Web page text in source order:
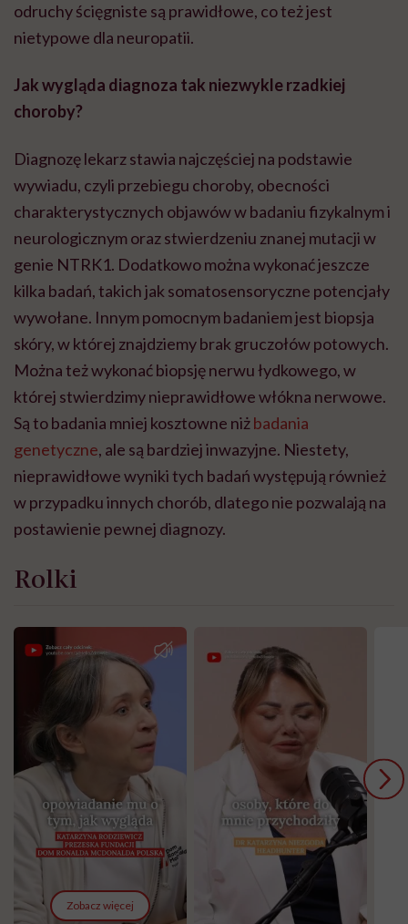
odruchy ścięgniste są prawidłowe, co też jest
nietypowe dla neuropatii.
Jak wygląda diagnoza tak niezwykle rzadkiej
choroby?
Diagnozę lekarz stawia najczęściej na podstawie
wywiadu, czyli przebiegu choroby, obecności
charakterystycznych objawów w badaniu fizykalnym i
neurologicznym oraz stwierdzeniu znanej mutacji w
genie NTRK1. Dodatkowo można wykonać jeszcze
kilka badań, takich jak somatosensoryczne potencjały
wywołane. Innym pomocnym badaniem jest biopsja
skóry, w której znajdziemy brak gruczołów potowych.
Można też wykonać biopsję nerwu łydkowego, w
której stwierdzimy nieprawidłowe włókna nerwowe.
Są to badania mniej kosztowne niżbadania
genetyczne, ale są bardziej inwazyjne. Niestety,
nieprawidłowe wyniki tych badań występują również
w przypadku innych chorób, dlatego nie pozwalają na
postawienie pewnej diagnozy.
Rolki
Zobacz więcej